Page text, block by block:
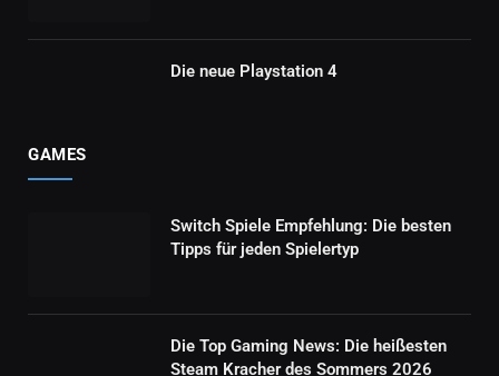
Die neue Playstation 4
GAMES
Switch Spiele Empfehlung: Die besten
Tipps für jeden Spielertyp
Die Top Gaming News: Die heißesten
Steam Kracher des Sommers 2026